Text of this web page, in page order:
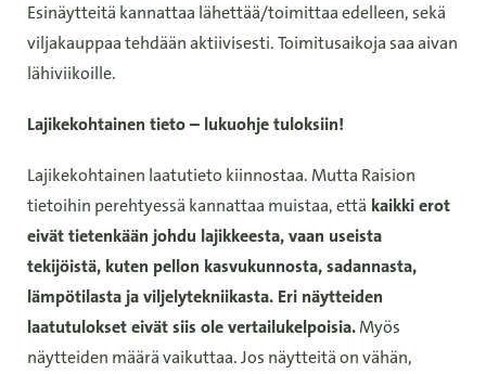
Esinäytteitä kannattaa lähettää/toimittaa edelleen, sekä
viljakauppaa tehdään aktiivisesti. Toimitusaikoja saa aivan
lähiviikoille.
Lajikekohtainen tieto – lukuohje tuloksiin!
Lajikekohtainen laatutieto kiinnostaa. Mutta Raision
tietoihin perehtyessä kannattaa muistaa, että kaikki erot
eivät tietenkään johdu lajikkeesta, vaan useista
tekijöistä, kuten pellon kasvukunnosta, sadannasta,
lämpötilasta ja viljelytekniikasta. Eri näytteiden
laatutulokset eivät siis ole vertailukelpoisia.Myös
näytteiden määrä vaikuttaa. Jos näytteitä on vähän,